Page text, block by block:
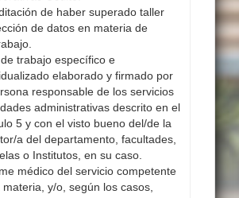
de haber superado taller
de datos en materia de
trabajo específico e
elaborado y firmado por
responsable de los servicios
administrativas descrito en el
5 y con el visto bueno del/de la
a del departamento, facultades,
o Institutos, en su caso.
médico del servicio competente
materia, y/o, según los casos,